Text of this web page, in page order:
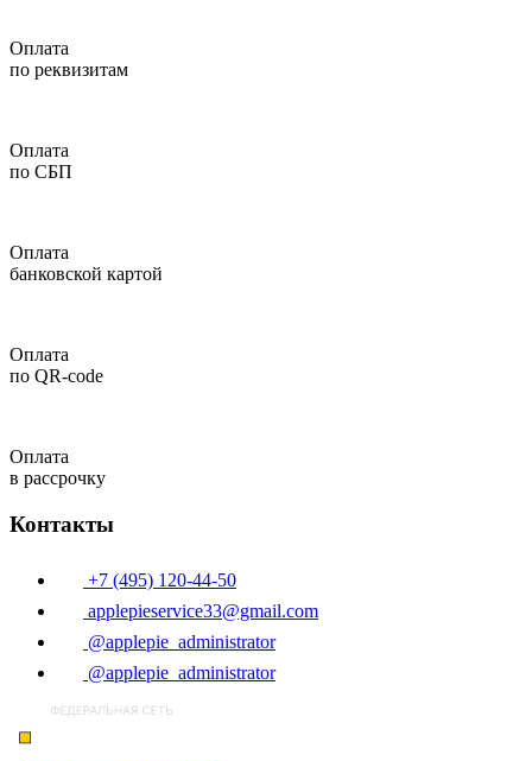
Оплата
по реквизитам
Оплата
по СБП
Оплата
банковской картой
Оплата
по QR-code
Оплата
в рассрочку
Контакты
+7 (495) 120-44-50
applepieservice33@gmail.com
@applepie_administrator
@applepie_administrator